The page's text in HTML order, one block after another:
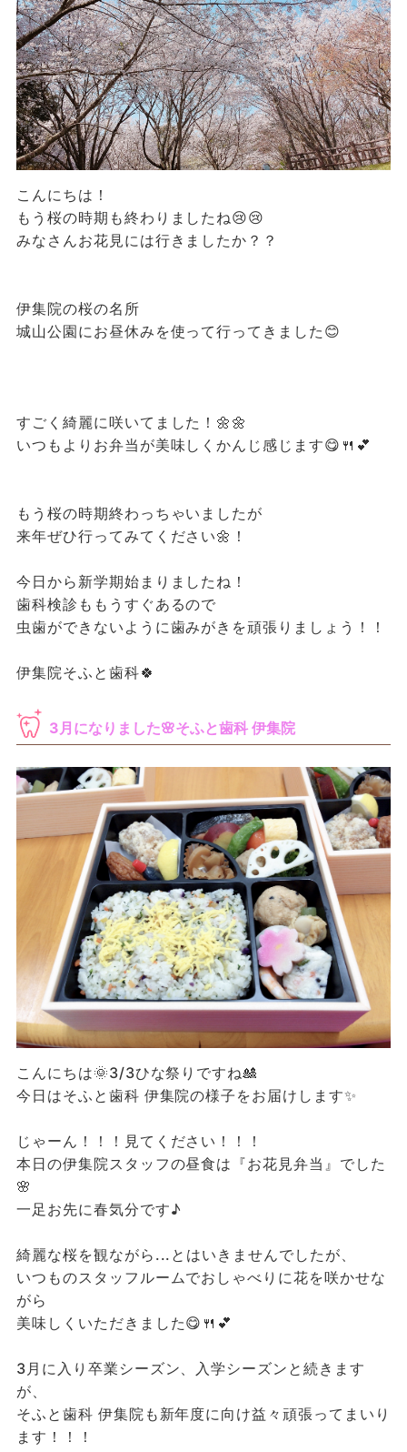
こんにちは！
もう桜の時期も終わりましたね😢😢
みなさんお花見には行きましたか？？
伊集院の桜の名所
城山公園にお昼休みを使って行ってきました😊
すごく綺麗に咲いてました！🌼🌼
いつもよりお弁当が美味しくかんじ感じます😋🍴💕
もう桜の時期終わっちゃいましたが
来年ぜひ行ってみてください🌼！
今日から新学期始まりましたね！
歯科検診ももうすぐあるので
虫歯ができないように歯みがきを頑張りましょう！！
伊集院そふと歯科🍀
3月になりました🌸そふと歯科 伊集院
こんにちは🌞3/3ひな祭りですね🎎
今日はそふと歯科 伊集院の様子をお届けします✨
じゃーん！！！見てください！！！
本日の伊集院スタッフの昼食は『お花見弁当』でした
🌸
一足お先に春気分です♪
綺麗な桜を観ながら...とはいきませんでしたが、
いつものスタッフルームでおしゃべりに花を咲かせな
がら
美味しくいただきました😋🍴💕
3月に入り卒業シーズン、入学シーズンと続きます
が、
そふと歯科 伊集院も新年度に向け益々頑張ってまいり
ます！！！